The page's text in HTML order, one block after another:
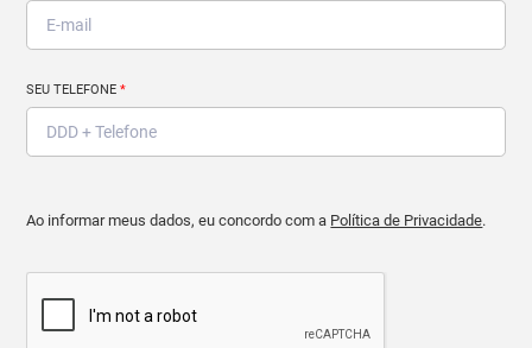
SEU TELEFONE*
Ao informar meus dados, eu concordo com a Política de Privacidade.